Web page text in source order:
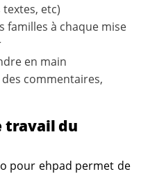
etc)
familles à chaque mise
en main
commentaires,
travail du
pour ehpad permet de